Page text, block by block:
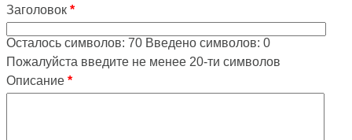
Заголовок *
Осталось символов: 70 Введено символов: 0
Пожалуйста введите не менее 20-ти символов
Описание *